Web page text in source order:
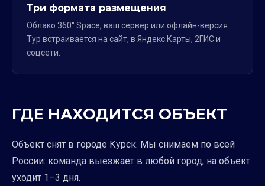
Три формата размещения
Облако 360° Space, ваш сервер или офлайн-версия.
Тур встраивается на сайт, в Яндекс.Карты, 2ГИС и
соцсети.
ГДЕ НАХОДИТСЯ ОБЪЕКТ
Объект снят в городе Курск. Мы снимаем по всей
России: команда выезжает в любой город, на объект
уходит 1–3 дня.